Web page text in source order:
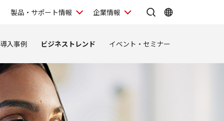
製品・サポート情報 企業情報
導入事例 ビジネストレンド イベント・セミナー